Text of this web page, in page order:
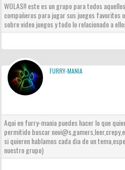
WOLAS!! este es un grupo para todos
compañeros para jugar sus juegos
sobre video juegos y todo lo relacionado a
FURRY-MANIA
Aqui en furry-mania puedes hacer lo que
permitido buscar
si quieren hablamos cada dia de un
nuestro grupo)